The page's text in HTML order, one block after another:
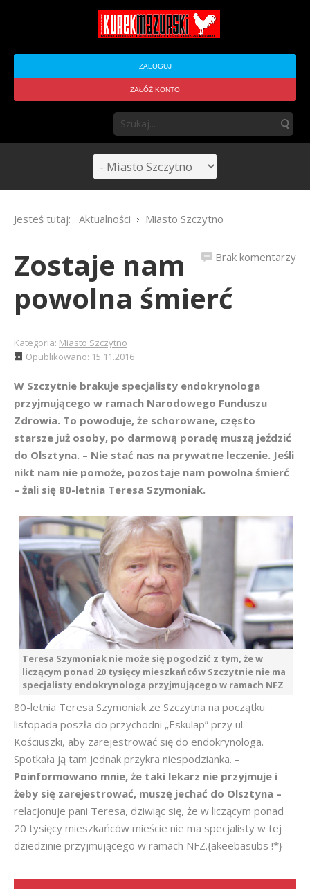
ZALOGUJ
ZAŁÓŻ KONTO
Jesteś tutaj: Aktualności Miasto Szczytno
Brak komentarzy
Zostaje nam
powolna śmierć
Kategoria: Miasto Szczytno
Opublikowano: 15.11.2016
W Szczytnie brakuje specjalisty endokrynologa
przyjmującego w ramach Narodowego Funduszu
Zdrowia. To powoduje, że schorowane, często
starsze już osoby, po darmową poradę muszą jeździć
do Olsztyna. – Nie stać nas na prywatne leczenie. Jeśli
nikt nam nie pomoże, pozostaje nam powolna śmierć
– żali się 80-letnia Teresa Szymoniak.
Teresa Szymoniak nie może się pogodzić z tym, że w
liczącym ponad 20 tysięcy mieszkańców Szczytnie nie ma
specjalisty endokrynologa przyjmującego w ramach NFZ
80-letnia Teresa Szymoniak ze Szczytna na początku
listopada poszła do przychodni „Eskulap” przy ul.
Kościuszki, aby zarejestrować się do endokrynologa.
Spotkała ją tam jednak przykra niespodzianka. –
Poinformowano mnie, że taki lekarz nie przyjmuje i
żeby się zarejestrować, muszę jechać do Olsztyna –
relacjonuje pani Teresa, dziwiąc się, że w liczącym ponad
20 tysięcy mieszkańców mieście nie ma specjalisty w tej
dziedzinie przyjmującego w ramach NFZ.{akeebasubs !*}